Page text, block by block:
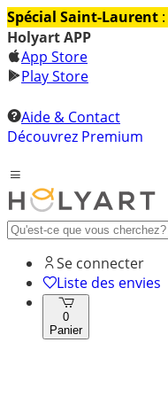
Spécial Saint-Laurent :
Holyart APP
App Store
Play Store
Aide & Contact
Découvrez Premium
Se connecter
Liste des envies
0
Panier